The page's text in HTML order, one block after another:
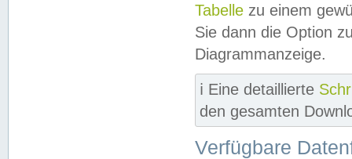
Tabelle zu einem
Sie dann die Option
Diagrammanzeige.
ℹ️ Eine detaillierte
den gesamten
Verfügbare